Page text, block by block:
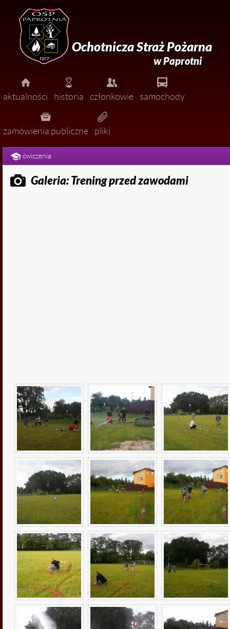
Ochotnicza Straż Pożarna
w Paprotni

aktualności
 pożary
 miejscowe zagrożenia
 ćwiczenia
 zawody

historia

członkowie

 dołącz do nas!

samochody

zamówienia publiczne

pliki
ćwiczenia
 Galeria: Trening przed zawodami